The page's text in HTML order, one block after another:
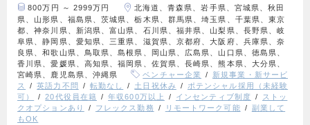
800万円 ～ 2999万円
北海道、青森県、岩手県、宮城県、秋田
県、山形県、福島県、茨城県、栃木県、群馬県、埼玉県、千葉県、東京
都、神奈川県、新潟県、富山県、石川県、福井県、山梨県、長野県、岐
阜県、静岡県、愛知県、三重県、滋賀県、京都府、大阪府、兵庫県、奈
良県、和歌山県、鳥取県、島根県、岡山県、広島県、山口県、徳島県、
香川県、愛媛県、高知県、福岡県、佐賀県、長崎県、熊本県、大分県、
宮崎県、鹿児島県、沖縄県
ベンチャー企業
新規事業・新サービ
ス
英語力不問 転勤なし 土日祝休み
ポテンシャル採用（未経験
可）
20代役員在籍 年収600万以上 インセンティブ制度
ストッ
クオプションあり
フレックス勤務 リモートワーク可能
副業して
もOK